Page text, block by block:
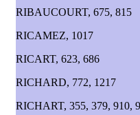
RIBAUCOURT, 675, 815
RICAMEZ, 1017
RICART, 623, 686
RICHARD, 772, 1217
RICHART, 355, 379, 910,